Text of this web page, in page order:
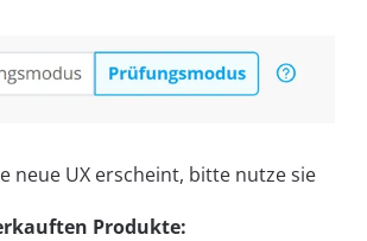
neue UX erscheint, bitte nutze sie
Produkte: